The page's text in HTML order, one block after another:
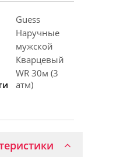
Guess
Наручные
мужской
Кварцевый
WR 30м (3
атм)